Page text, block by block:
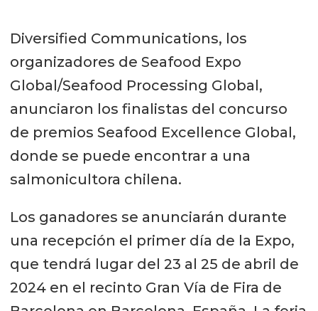
Diversified Communications, los
organizadores de Seafood Expo
Global/Seafood Processing Global,
anunciaron los finalistas del concurso
de premios Seafood Excellence Global,
donde se puede encontrar a una
salmonicultora chilena.
Los ganadores se anunciarán durante
una recepción el primer día de la Expo,
que tendrá lugar del 23 al 25 de abril de
2024 en el recinto Gran Vía de Fira de